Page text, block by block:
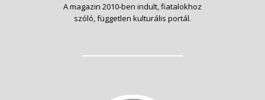
A magazin 2010-ben indult, fiatalokhoz
szóló, független kulturális portál.